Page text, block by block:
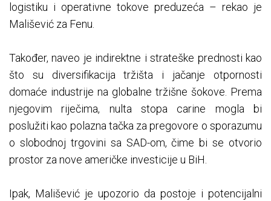
logistiku i operativne tokove preduzeća – rekao je
Mališević za Fenu.
Također, naveo je indirektne i strateške prednosti kao
što su diversifikacija tržišta i jačanje otpornosti
domaće industrije na globalne tržišne šokove. Prema
njegovim riječima, nulta stopa carine mogla bi
poslužiti kao polazna tačka za pregovore o sporazumu
o slobodnoj trgovini sa SAD-om, čime bi se otvorio
prostor za nove američke investicije u BiH.
Ipak, Mališević je upozorio da postoje i potencijalni